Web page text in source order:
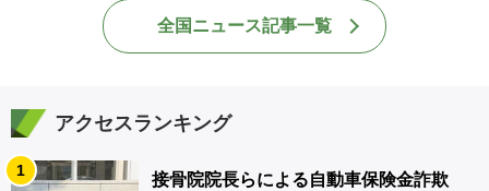
全国ニュース記事一覧
アクセスランキング
1
接骨院院長らによる自動車保険金詐欺